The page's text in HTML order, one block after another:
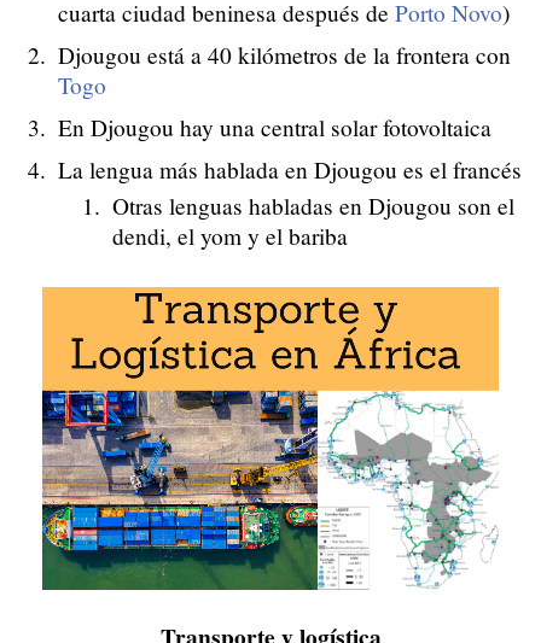
cuarta ciudad beninesa después de Porto Novo)
Djougou está a 40 kilómetros de la frontera con
Togo
En Djougou hay una central solar fotovoltaica
La lengua más hablada en Djougou es el francés
Otras lenguas habladas en Djougou son el
dendi, el yom y el bariba